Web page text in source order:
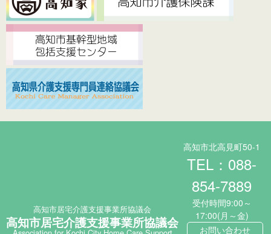
高知市居宅介護支援事業所協議会
高知市居宅介護支援事業所協議会
高知市北高見町50-1
TEL：088-
854-7889
受付時間9:00～
17:00(月～金)
お問い合わせ